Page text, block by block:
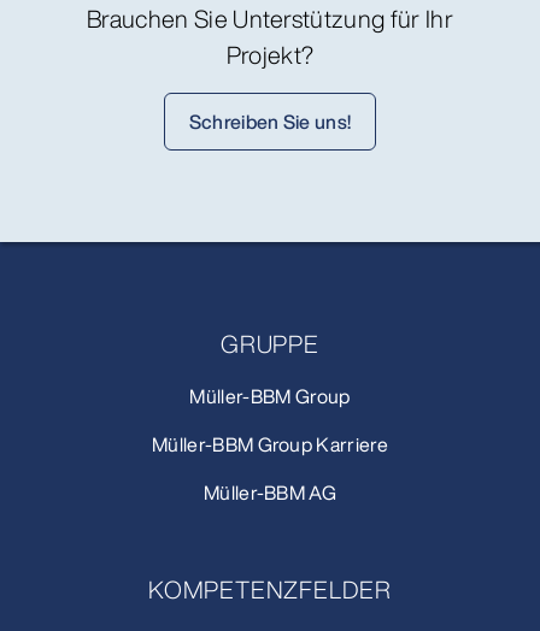
Brauchen Sie Unterstützung für Ihr
Projekt?
Schreiben Sie uns!
GRUPPE
Müller-BBM Group
Müller-BBM Group Karriere
Müller-BBM AG
KOMPETENZFELDER